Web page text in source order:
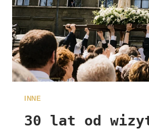
S
O
N
A
L
N
E
E
INNE
30 lat od